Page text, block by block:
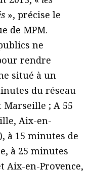
», précise le
de MPM.
ne
rendre
situé à un
du réseau
; A 55
Aix-en-
à 15 minutes de
à 25 minutes
Aix-en-Provence,